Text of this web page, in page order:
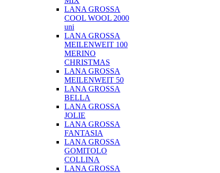
LANA GROSSA
COOL WOOL 2000
uni
LANA GROSSA
MEILENWEIT 100
MERINO
CHRISTMAS
LANA GROSSA
MEILENWEIT 50
LANA GROSSA
BELLA
LANA GROSSA
JOLIE
LANA GROSSA
FANTASIA
LANA GROSSA
GOMITOLO
COLLINA
LANA GROSSA